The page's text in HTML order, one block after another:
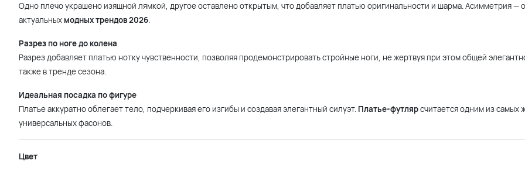
Одно плечо украшено изящной лямкой, другое оставлено открытым, что добавляет платью оригинальности и шарма. Асимметрия —
актуальных модных трендов 2026.
Разрез по ноге до колена
Разрез добавляет платью нотку чувственности, позволяя продемонстрировать стройные ноги, не жертвуя при этом общей
также в тренде сезона.
Идеальная посадка по фигуре
Платье аккуратно облегает тело, подчеркивая его изгибы и создавая элегантный силуэт. Платье-футлярсчитается одним из самых
универсальных фасонов.
Цвет